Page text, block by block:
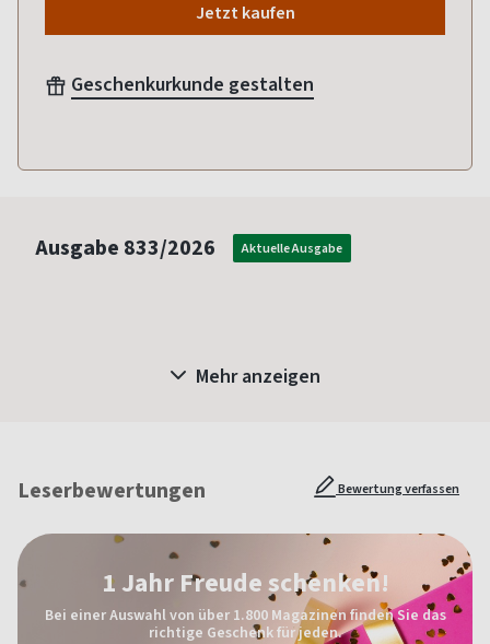
Jetzt kaufen
Geschenkurkunde gestalten
Ausgabe 833/2026 Aktuelle Ausgabe
Mehr anzeigen
Leserbewertungen Bewertung verfassen
1 Jahr Freude schenken!
Bei einer Auswahl von über 1.800 Magazinen finden Sie das
richtige Geschenk für jeden.